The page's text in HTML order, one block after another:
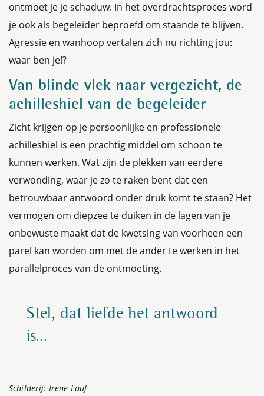
ontmoet je je schaduw. In het overdrachtsproces word
je ook als begeleider beproefd om staande te blijven.
Agressie en wanhoop vertalen zich nu richting jou:
waar ben je!?
Van blinde vlek naar vergezicht, de
achilleshiel van de begeleider
Zicht krijgen op je persoonlijke en professionele
achilleshiel is een prachtig middel om schoon te
kunnen werken. Wat zijn de plekken van eerdere
verwonding, waar je zo te raken bent dat een
betrouwbaar antwoord onder druk komt te staan? Het
vermogen om diepzee te duiken in de lagen van je
onbewuste maakt dat de kwetsing van voorheen een
parel kan worden om met de ander te werken in het
parallelproces van de ontmoeting.
Stel, dat liefde het antwoord
is…
Schilderij: Irene Lauf